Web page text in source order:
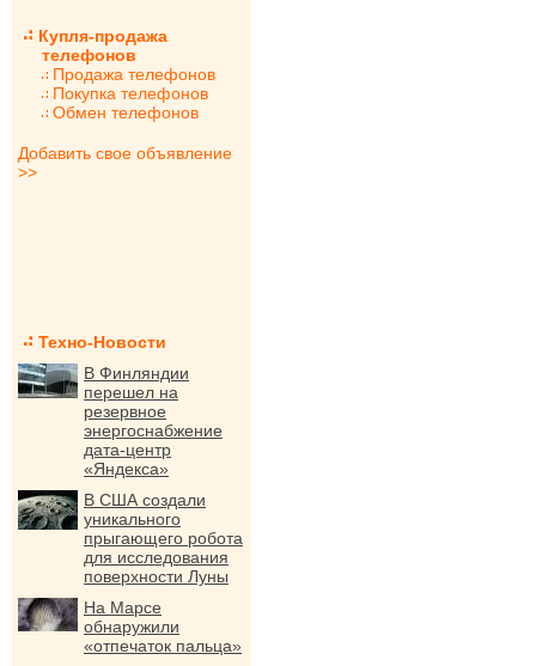
Купля-продажа
телефонов
Продажа телефонов
Покупка телефонов
Обмен телефонов
Добавить свое объявление
>>
Техно-Новости
В Финляндии
перешел на
резервное
энергоснабжение
дата-центр
«Яндекса»
В США создали
уникального
прыгающего робота
для исследования
поверхности Луны
На Марсе
обнаружили
«отпечаток пальца»